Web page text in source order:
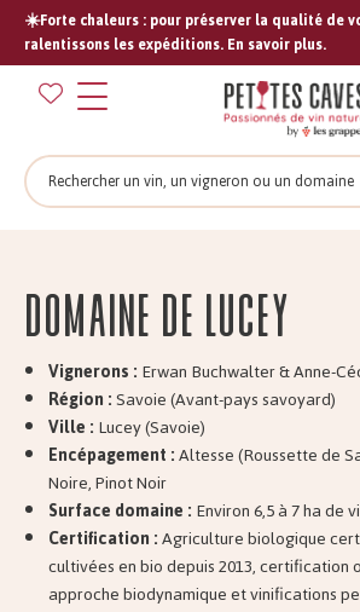
☀️Forte chaleurs : pour préserver la qualité de
ralentissons les expéditions. En savoir plus.
Rechercher
Domaine de Lucey
Vignerons :Erwan Buchwalter & Anne-
Région :Savoie (Avant-pays savoyard)
Ville :Lucey (Savoie)
Encépagement :Altesse (Roussette de
Noire, Pinot Noir
Surface domaine :Environ 6,5 à 7 ha de
Certification :Agriculture biologique
cultivées en bio depuis 2013, certification
approche biodynamique et vinifications